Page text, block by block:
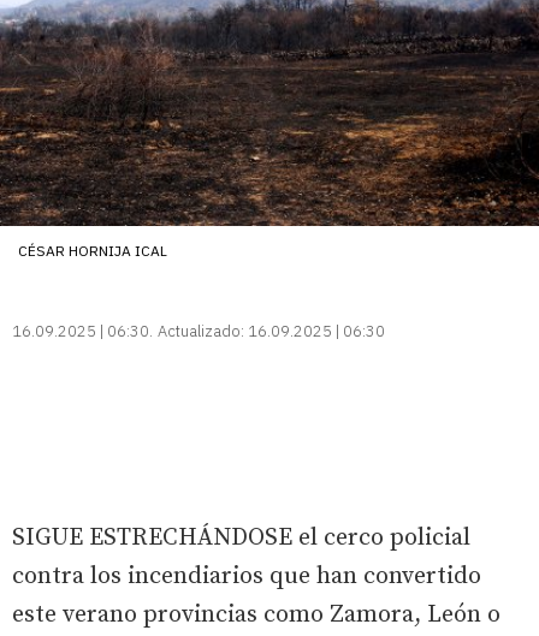
CÉSAR HORNIJA ICAL
16.09.2025 | 06:30 Actualizado: 16.09.2025 | 06:30
SIGUE ESTRECHÁNDOSE el cerco policial
contra los incendiarios que han convertido
este verano provincias como Zamora, León o